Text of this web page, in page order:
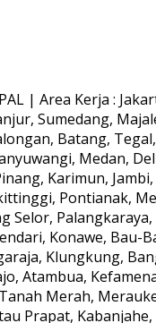
| Area Kerja :
Sumedang,
Batang,
Medan,
Karimun,
Pontianak,
Konawe, Bau-
Klungkung,
Atambua,
Merah,
Prapat,